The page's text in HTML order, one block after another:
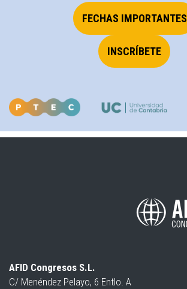
FECHAS IMPORTANTES
INSCRÍBETE
AFID Congresos S.L.
C/ Menéndez Pelayo, 6 Entlo. A